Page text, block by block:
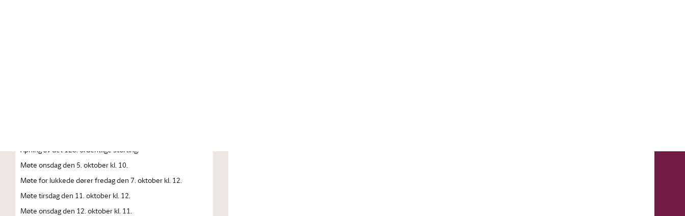
Åpning av det 128. ordentlige Storting.
Møte onsdag den 5. oktober kl. 10.
Møte for lukkede dører fredag den 7. oktober kl. 12.
Møte tirsdag den 11. oktober kl. 12.
Møte onsdag den 12. oktober kl. 11.